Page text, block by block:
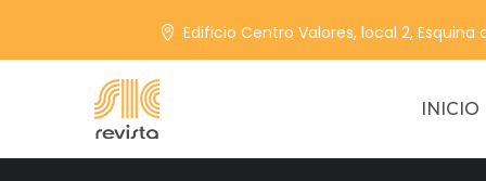
Edificio Centro Valores, local 2, Esquina
INICIO